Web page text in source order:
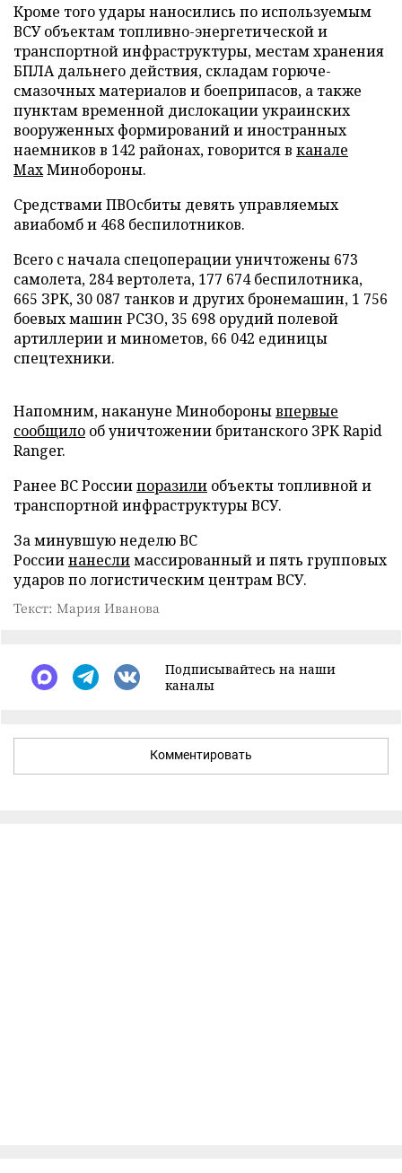
Кроме того удары наносились по используемым
ВСУ объектам топливно-энергетической и
транспортной инфраструктуры, местам хранения
БПЛА дальнего действия, складам горюче-
смазочных материалов и боеприпасов, а также
пунктам временной дислокации украинских
вооруженных формирований и иностранных
наемников в 142 районах, говорится в канале
MaxМинобороны.
Средствами ПВОсбиты девять управляемых
авиабомб и 468 беспилотников.
Всего с начала спецоперации уничтожены 673
самолета, 284 вертолета, 177 674 беспилотника,
665 ЗРК, 30 087 танков и других бронемашин, 1 756
боевых машин РСЗО, 35 698 орудий полевой
артиллерии и минометов, 66 042 единицы
спецтехники.
Напомним, накануне Миноборонывпервые
сообщило об уничтожении британского ЗРК Rapid
Ranger.
Ранее ВС Россиипоразили объекты топливной и
транспортной инфраструктуры ВСУ.
За минувшую неделю ВС
Россиинанеслимассированный и пять групповых
ударов по логистическим центрам ВСУ.
Текст: Мария Иванова
Подписывайтесь на наши
каналы
Комментировать